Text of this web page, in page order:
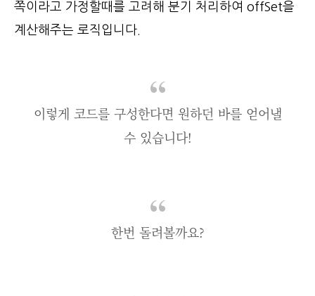
쪽이라고 가정할때를 고려해 분기 처리하여 offSet을
계산해주는 로직입니다.
이렇게 코드를 구성한다면 원하던 바를 얻어낼
수 있습니다!
한번 돌려볼까요?